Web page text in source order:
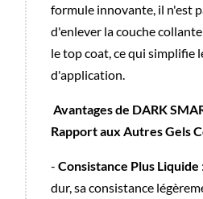
formule innovante, il n'est
d'enlever la couche
le top coat, ce qui simplifie
d'application.
Avantages de DARK
Rapport aux Autres Gels
- Consistance Plus Liquide
dur, sa consistance